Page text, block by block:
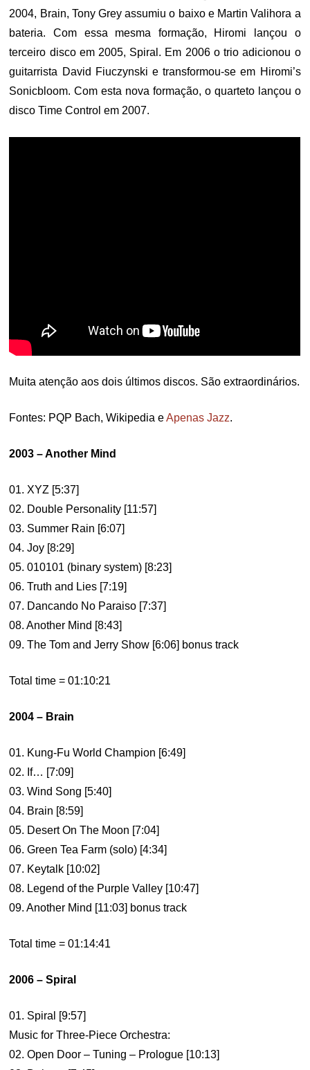
2004, Brain, Tony Grey assumiu o baixo e Martin Valihora a
bateria. Com essa mesma formação, Hiromi lançou o
terceiro disco em 2005, Spiral. Em 2006 o trio adicionou o
guitarrista David Fiuczynski e transformou-se em Hiromi’s
Sonicbloom. Com esta nova formação, o quarteto lançou o
disco Time Control em 2007.
Muita atenção aos dois últimos discos. São extraordinários.
Fontes: PQP Bach, Wikipedia eApenas Jazz.
2003 – Another Mind
01. XYZ [5:37]
02. Double Personality [11:57]
03. Summer Rain [6:07]
04. Joy [8:29]
05. 010101 (binary system) [8:23]
06. Truth and Lies [7:19]
07. Dancando No Paraiso [7:37]
08. Another Mind [8:43]
09. The Tom and Jerry Show [6:06] bonus track
Total time = 01:10:21
2004 – Brain
01. Kung-Fu World Champion [6:49]
02. If… [7:09]
03. Wind Song [5:40]
04. Brain [8:59]
05. Desert On The Moon [7:04]
06. Green Tea Farm (solo) [4:34]
07. Keytalk [10:02]
08. Legend of the Purple Valley [10:47]
09. Another Mind [11:03] bonus track
Total time = 01:14:41
2006 – Spiral
01. Spiral [9:57]
Music for Three-Piece Orchestra:
02. Open Door – Tuning – Prologue [10:13]